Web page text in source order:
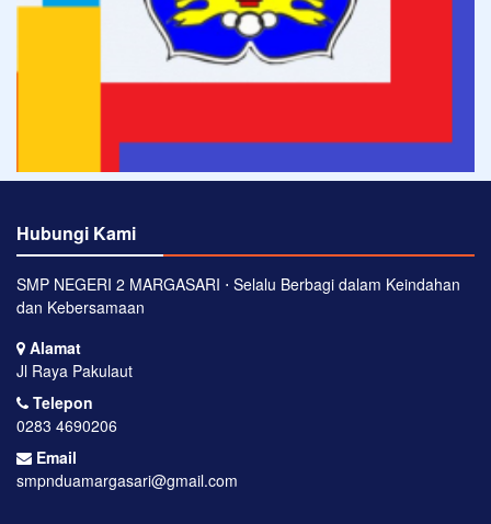
Hubungi Kami
SMP NEGERI 2 MARGASARI ⋅ Selalu Berbagi dalam Keindahan
dan Kebersamaan
Alamat
Jl Raya Pakulaut
Telepon
0283 4690206
Email
smpnduamargasari@gmail.com